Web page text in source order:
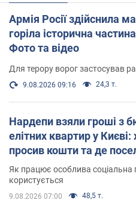
Армія Росії здійснила
горіла історична
Фото та відео
Для терору ворог застосував
9.08.2026 09:16 24,3 т.
Нардепи взяли гроші з
елітних квартир у
просив кошти та де
Як працює особлива соціальна
користується
9.08.2026 07:00 48,5 т.